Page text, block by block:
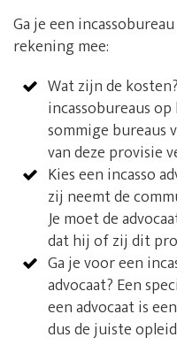
Ga je een
rekening mee:
Wat zijn de
incassobureaus
sommige bureaus
van deze provisie
Kies een incasso
zij neemt de
Je moet de
dat hij of zij dit
Ga je voor een
advocaat? Een
een advocaat is
dus de juiste